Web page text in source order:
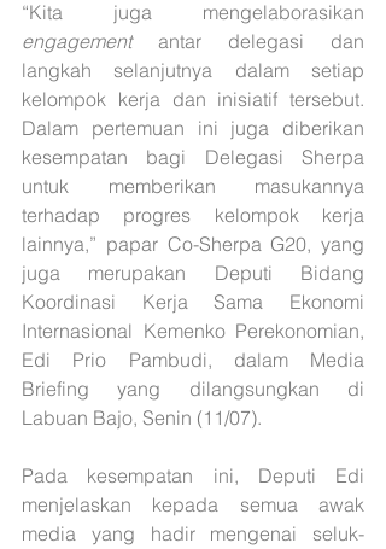
engagement antar delegasi dan
langkah selanjutnya dalam setiap
kelompok kerja dan inisiatif tersebut.
Dalam pertemuan ini juga diberikan
kesempatan bagi Delegasi Sherpa
untuk memberikan masukannya
terhadap progres kelompok kerja
lainnya,” papar Co-Sherpa G20, yang
juga merupakan Deputi Bidang
Koordinasi Kerja Sama Ekonomi
Internasional Kemenko Perekonomian,
Edi Prio Pambudi, dalam Media
Briefing yang dilangsungkan di
Labuan Bajo, Senin (11/07).
Pada kesempatan ini, Deputi Edi
menjelaskan kepada semua awak
media yang hadir mengenai seluk-